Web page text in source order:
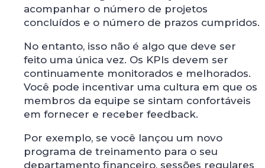
acompanhar o número de projetos
concluídos e o número de prazos cumpridos.
No entanto, isso não é algo que deve ser
feito uma única vez. Os KPIs devem ser
continuamente monitorados e melhorados.
Você pode incentivar uma cultura em que os
membros da equipe se sintam confortáveis
em fornecer e receber feedback.
Por exemplo, se você lançou um novo
programa de treinamento para o seu
departamento financeiro, sessões regulares